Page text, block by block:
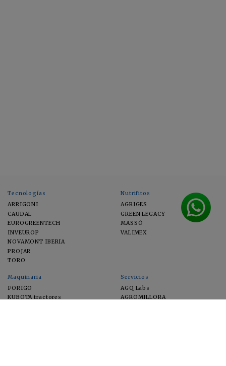
Tecnologías
ARRIGONI
CAUDAL
EUROGREENTECH
INVEUROP
NOVAMONT IBERIA
PROJAR
TORO
Nutrifitos
AGRIGES
GREEN LEGACY
MASSÓ
VALIMEX
Maquinaria
FORIGO
KUBOTA tractores
Servicios
AGQ Labs
AGROMILLORA